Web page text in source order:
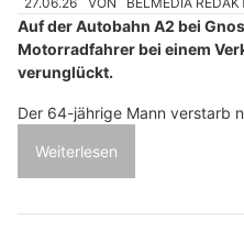
Auf der Autobahn A2 bei
Motorradfahrer bei einem
verunglückt.
Der 64-jährige Mann verstarb
Weiterlesen